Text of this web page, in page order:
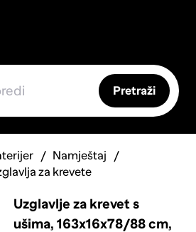
Pretraži
Namještaj
za krevete
Uzglavlje za krevet s
ušima, 163x16x78/88 cm,